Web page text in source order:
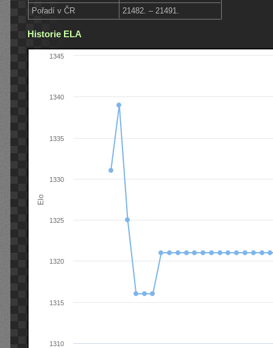
Pořadí v ČR
21482. – 21491.
Historie ELA
Elo
1310
1315
1320
1325
1330
1335
1340
1345